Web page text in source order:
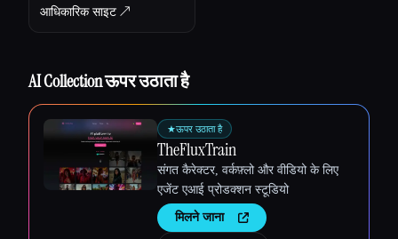
आधिकारिक साइट ↗︎
AI Collection ऊपर उठाता है
★ऊपर उठाता है
TheFluxTrain
संगत कैरेक्टर, वर्कफ़्लो और वीडियो के लिए
एजेंट एआई प्रोडक्शन स्टूडियो
मिलने जाना